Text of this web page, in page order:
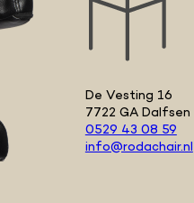
De Vesting 16
7722 GA Dalfsen
0529 43 08 59
info@rodachair.nl